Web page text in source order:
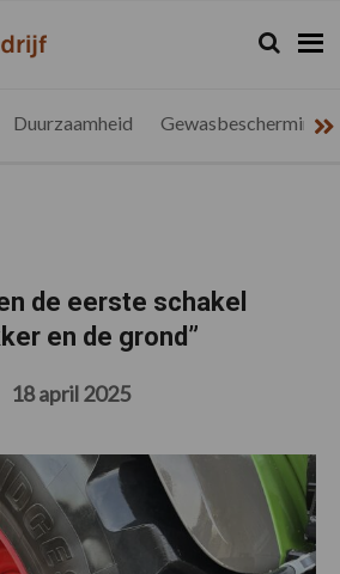
Zoeken...
Zoek
Duurzaamheid Gewasbescherming
de eerste schakel
en de grond”
18 april 2025